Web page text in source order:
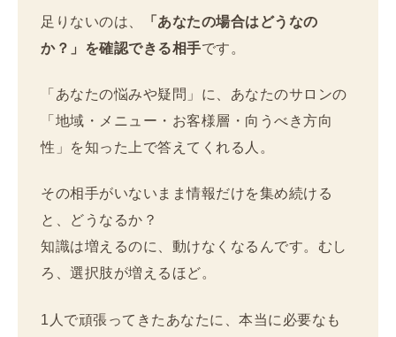
足りないのは、
「あなたの場合はどうなの
か？」を確認できる相手です。
「あなたの悩みや疑問」に、あなたのサロンの
「地域・メニュー・お客様層・向うべき方向
性」を知った上で答えてくれる人。
その相手がいないまま情報だけを集め続ける
と、どうなるか？
知識は増えるのに、動けなくなるんです。むし
ろ、選択肢が増えるほど。
1人で頑張ってきたあなたに、本当に必要なも